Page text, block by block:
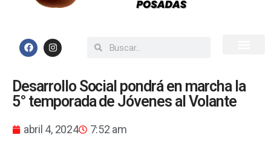
Desarrollo Social pondrá en marcha la
5° temporada de Jóvenes al Volante
abril 4, 2024 7:52 am